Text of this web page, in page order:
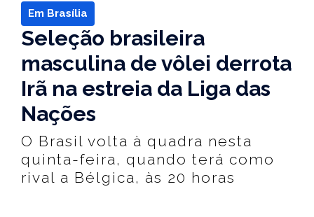
Em Brasília
Seleção brasileira
masculina de vôlei derrota
Irã na estreia da Liga das
Nações
O Brasil volta à quadra nesta
quinta-feira, quando terá como
rival a Bélgica, às 20 horas